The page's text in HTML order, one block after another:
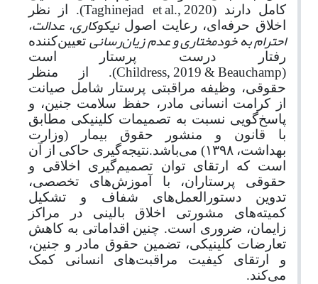
کامل دارند (Taghinejad et al., 2020). از نظر
اخلاق حرفه‌ای، رعایت اصولنیکوکاری، عدالت،
احترام به خودمختاری و عدم زیان‌رسانیتعیین‌کننده
رفتار درست پرستار است
(
Beauchamp
&
Childress, 2019). از منظر
حقوقی، وظیفه مراقبتی پرستار شامل صیانت
از کرامت انسانی مادر، حفظ سلامت جنین، و
پاسخ‌گویی نسبت به تصمیمات کلینیکی مطابق
با قانون و منشور حقوق بیمار (وزارت
بهداشت،
۱۳۹۸) می‌باشد.نتیجه‌گیری حاکی از آن
است که ارتقای توان تصمیم‌گیری اخلاقی و
حقوقی پرستاران، با آموزش‌های تخصصی،
تدوین دستورالعمل‌های شفاف و تشکیل
کمیته‌های مشورتی اخلاق بالینی در مراکز
زایمان، ضروری است. چنین اقداماتی به کاهش
تعارضات کلینیکی، تضمین حقوق مادر و جنین،
و ارتقای کیفیت مراقبت‌های انسانی کمک
می‌کند.